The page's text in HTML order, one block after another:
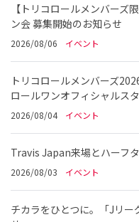
【トリコロールメンバー
ン会 募集開始のお知らせ
2026/08/06 イベント
トリコロールメンバーズ
ロールワンオフィシャルス
2026/08/04 イベント
Travis Japan来場とハーフ
2026/08/03 イベント
チカラをひとつに。「Jリー